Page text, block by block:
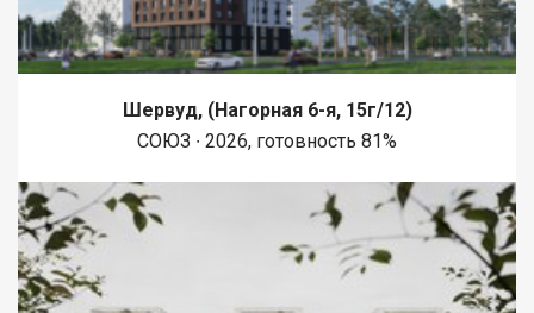
Шервуд, (Нагорная 6-я, 15г/12)
СОЮЗ ∙ 2026, готовность 81%